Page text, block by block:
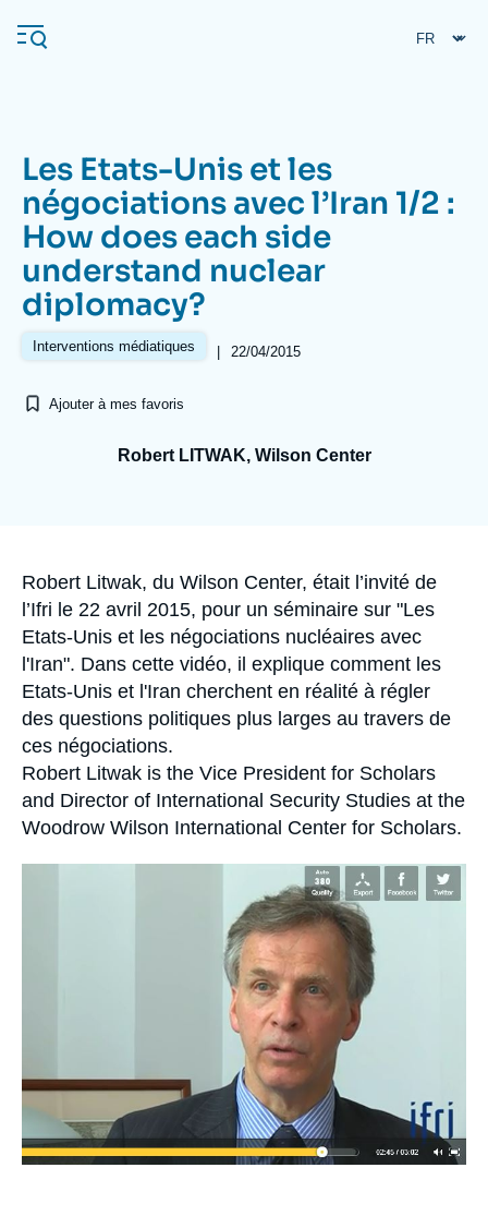
au
contenu
Navigation
principale
L'Ifri
Analyses
À propos de l'Ifri Recherches fréquentes
Les Etats-Unis et les
négociations avec l’Iran 1/2 :
How does each side
understand nuclear
diplomacy?
Interventions médiatiques | 22/04/2015
Ajouter à mes favoris
Robert LITWAK, Wilson Center
Accroche
Robert Litwak, du Wilson Center, était l’invité de
l’Ifri le 22 avril 2015, pour un séminaire sur "Les
Etats-Unis et les négociations nucléaires avec
l'Iran". Dans cette vidéo, il explique comment les
Etats-Unis et l'Iran cherchent en réalité à régler
des questions politiques plus larges au travers de
ces négociations.
Robert Litwak is the Vice President for Scholars
and Director of International Security Studies at the
Woodrow Wilson International Center for Scholars.